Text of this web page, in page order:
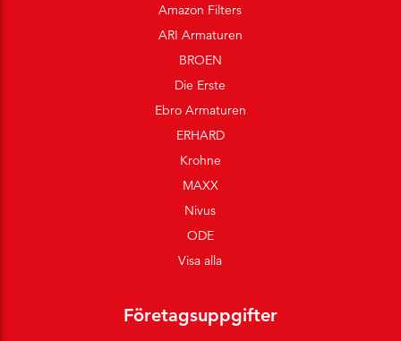
Amazon Filters
ARI Armaturen
BROEN
Die Erste
Ebro Armaturen
ERHARD
Krohne
MAXX
Nivus
ODE
Visa alla
Företagsuppgifter